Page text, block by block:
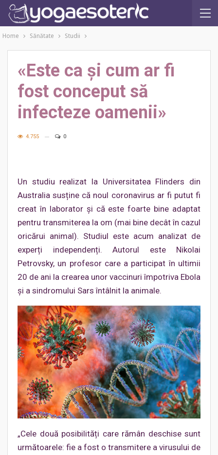
Home Sănătate Studii
«Este ca și cum ar fi
fost conceput să
infecteze oamenii»
4.755 0
Un studiu realizat la Universitatea Flinders din
Australia susține că noul coronavirus ar fi putut fi
creat în laborator și că este foarte bine adaptat
pentru transmiterea la om (mai bine decât în cazul
oricărui animal). Studiul este acum analizat de
experți independenți. Autorul este Nikolai
Petrovsky, un profesor care a participat în ultimii
20 de ani la crearea unor vaccinuri împotriva Ebola
și a sindromului Sars întâlnit la animale.
„Cele două posibilități care rămân deschise sunt
următoarele: fie a fost o transmitere a virusului de